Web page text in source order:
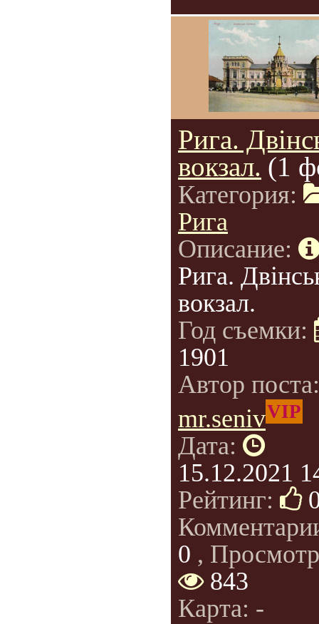
Рига.
вокзал. (1
Категория:
Рига
Описание:
Рига.
вокзал.
Год съемки:
1901
Автор
mr.senivVIP
Дата:
15.12.2021
Рейтинг:
0 ,
843
Карта: -